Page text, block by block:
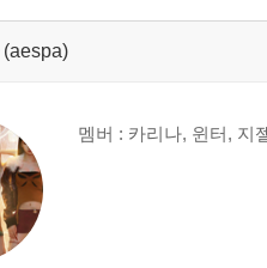
(aespa)
멤버 : 카리나, 윈터, 지